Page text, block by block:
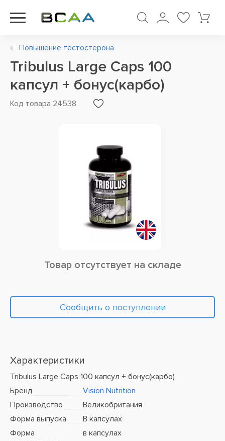
Повышение тестостерона
Tribulus Large Caps 100
капсул + бонус(карбо)
Код товара 24538
Товар отсутствует на складе
Сообщить о поступлении
Характеристики
Tribulus Large Caps 100 капсул + бонус(карбо)
Бренд
Vision Nutrition
Производство
Великобритания
Форма выпуска
В капсулах
Форма
в капсулах